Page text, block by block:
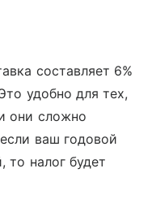
составляет 6%
удобно для тех,
они сложно
ваш годовой
то налог будет